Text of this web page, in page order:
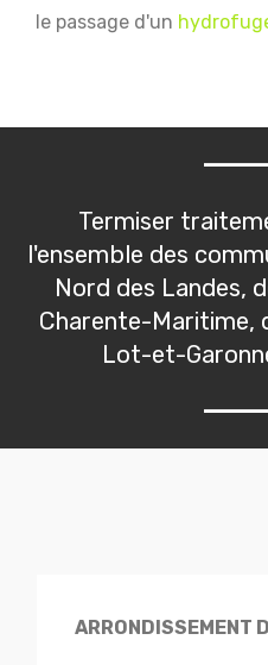
le passage d'un
Termiser
l'ensemble des
Nord des Landes,
Charente-Maritime,
Lot-et-
ARRONDISSEMENT